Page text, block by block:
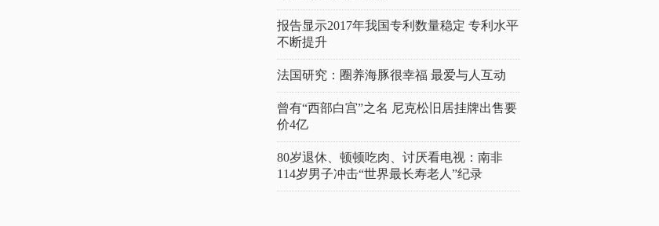
报告显示2017年我国专利数量稳定 专利水平
不断提升
法国研究：圈养海豚很幸福 最爱与人互动
曾有“西部白宫”之名 尼克松旧居挂牌出售要
价4亿
80岁退休、顿顿吃肉、讨厌看电视：南非
114岁男子冲击“世界最长寿老人”纪录